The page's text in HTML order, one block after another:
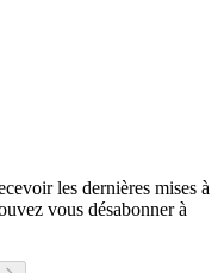
les dernières mises à
vous désabonner à